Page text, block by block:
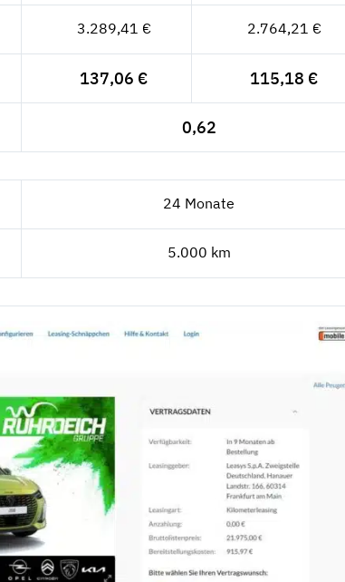
3.289,41 € 2.764,21 €
137,06 € 115,18 €
0,62
24 Monate
5.000 km